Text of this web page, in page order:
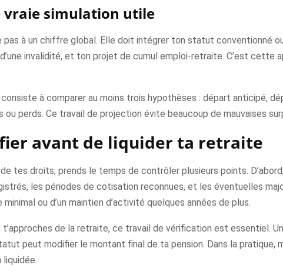
vraie simulation utile
pas à un chiffre global. Elle doit intégrer ton statut conventionné
invalidité, et ton projet de cumul emploi-retraite. C’est cette
à comparer au moins trois hypothèses : départ anticipé,
perds. Ce travail de projection évite beaucoup de mauvaises
avant de liquider ta retraite
tes droits, prends le temps de contrôler plusieurs points.
les périodes de cotisation reconnues, et les éventuelles
minimal ou d’un maintien d’activité quelques années de plus.
de la retraite, ce travail de vérification est essentiel.
peut modifier le montant final de ta pension. Dans la pratique,